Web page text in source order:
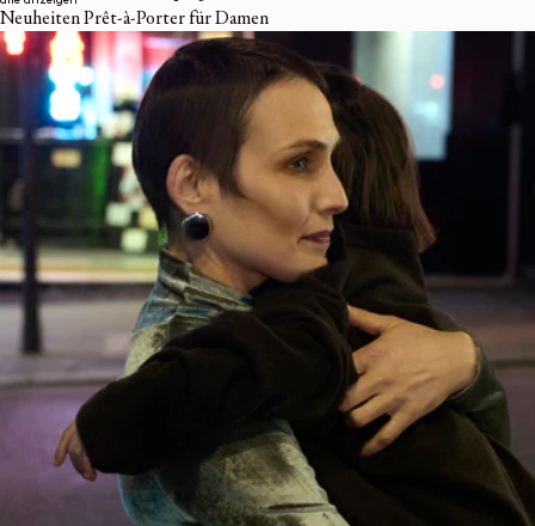
Neuheiten Prêt-à-Porter für Damen
Categorie suivante
ACCESSOIRES
DIENSTLEISTUNGEN
WELTWEITER VERSAND &
RÜCKGABE
Kostenloser Standardversand
Kostenlose Rückgabe innerhalb
von 14 Tagen
KUNDENBETREUUNG